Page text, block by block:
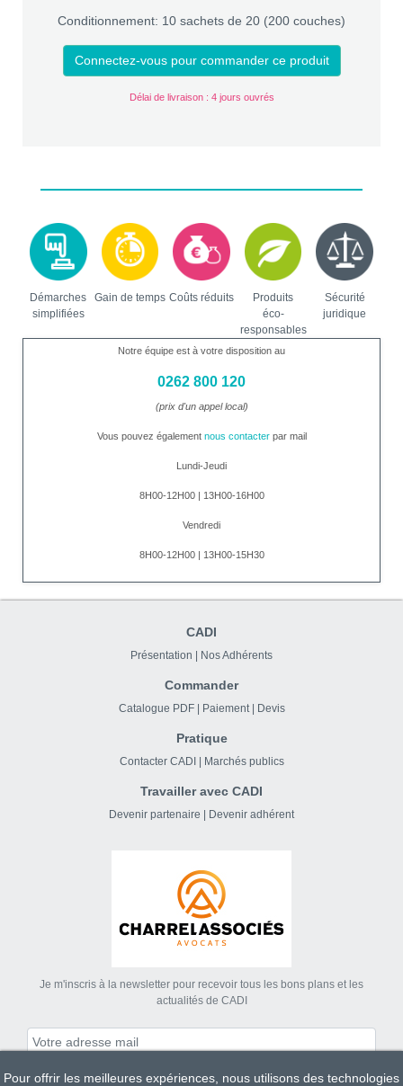
Conditionnement: 10 sachets de 20 (200 couches)
Connectez-vous pour commander ce produit
Délai de livraison : 4 jours ouvrés
Démarches
simplifiées
Gain de temps Coûts réduits
Produits
éco-
responsables
Sécurité
juridique
Notre équipe est à votre disposition au
0262 800 120
(prix d'un appel local)
Vous pouvez également nous contacterpar mail
Lundi-Jeudi
8H00-12H00 | 13H00-16H00
Vendredi
8H00-12H00 | 13H00-15H30
CADI
Présentation | Nos Adhérents
Commander
Catalogue PDF | Paiement | Devis
Pratique
Contacter CADI | Marchés publics
Travailler avec CADI
Devenir partenaire | Devenir adhérent
Je m'inscris à la newsletter pour recevoir tous les bons plans et les
actualités de CADI
S'abonner
Pour offrir les meilleures expériences, nous utilisons des technologies